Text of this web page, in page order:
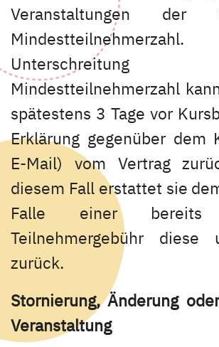
Veranstaltungen
Mindestteilnehmerzahl
spätestens 3 Tage vor
Erklärung gegenüber dem
E-Mail) vom Vertrag
diesem Fall erstattet sie
Falle einer bereits
Teilnehmergebühr diese
zurück.
Stornierung, Änderung
Veranstaltung